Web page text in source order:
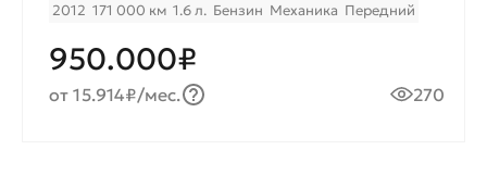
2012 171 000 км 1.6 л. Бензин Механика Передний
950.000₽
от 15.914₽/мес. 270